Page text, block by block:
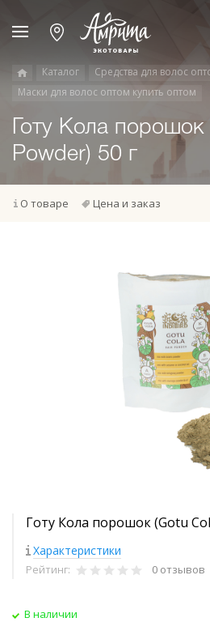
Каталог
Средства для волос
Маски для волос оптом купить оптом
Готу Кола
Powder) 50 г
О товаре Цена и заказ
Готу Кола порошок (Gotu
Характеристики
Рейтинг: 0 отзывов
В наличии